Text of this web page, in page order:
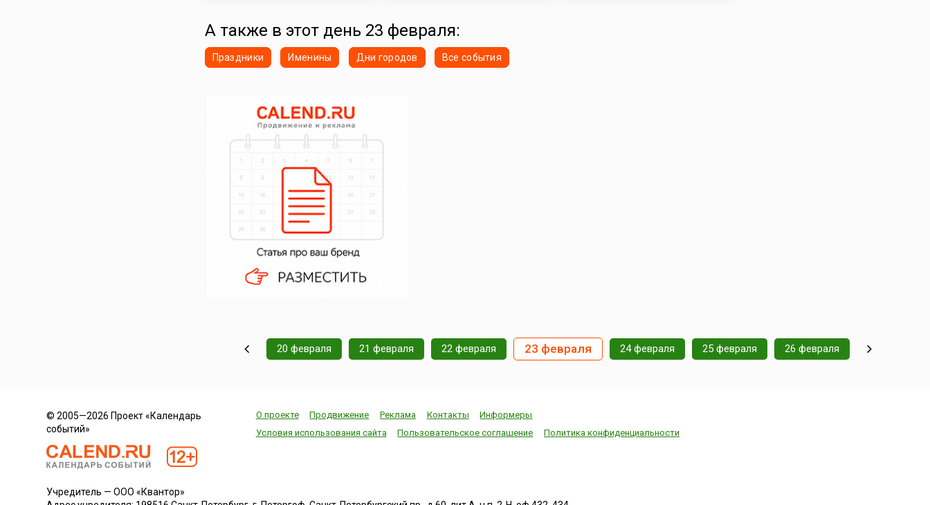
А также в этот день 23 февраля:
Праздники Именины Дни городов Все события
20 февраля 21 февраля 22 февраля 23 февраля 24 февраля 25 февраля 26 февраля
© 2005—2026 Проект «Календарь
событий»
О проекте Продвижение Реклама Контакты
Информеры
Условия использования сайта
Пользовательское соглашение Политика конфиденциальности
Учредитель — ООО «Квантор»